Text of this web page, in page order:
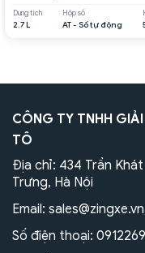
Dung tích
2.7 L
Hộp số
AT - Số tự động
CÔNG TY TNHH
TÔ
Địa chỉ: 434 Trần Khát
Trưng, Hà Nội
Email: sales@zingxe.vn
Số điện thoại: